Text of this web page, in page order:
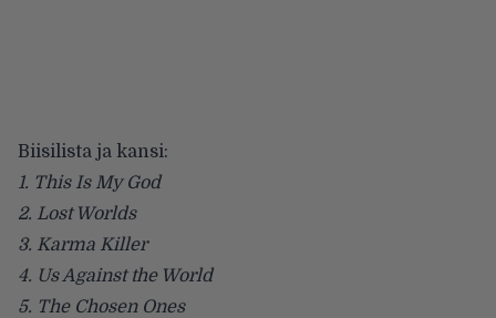
Biisilista ja kansi:
1. This Is My God
2. Lost Worlds
3. Karma Killer
4. Us Against the World
5. The Chosen Ones